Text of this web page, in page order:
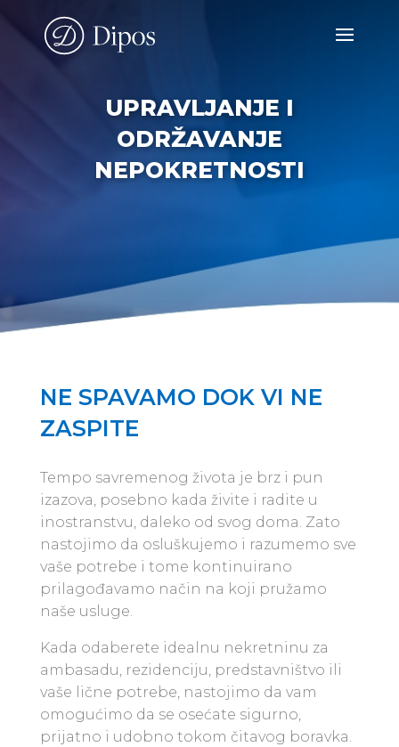
UPRAVLJANJE I
ODRŽAVANJE
NEPOKRETNOSTI
NE SPAVAMO DOK VI NE
ZASPITE
Tempo savremenog života je brz i pun
izazova, posebno kada živite i radite u
inostranstvu, daleko od svog doma. Zato
nastojimo da osluškujemo i razumemo sve
vaše potrebe i tome kontinuirano
prilagođavamo način na koji pružamo
naše usluge.
Kada odaberete idealnu nekretninu za
ambasadu, rezidenciju, predstavništvo ili
vaše lične potrebe, nastojimo da vam
omogućimo da se osećate sigurno,
prijatno i udobno tokom čitavog boravka.